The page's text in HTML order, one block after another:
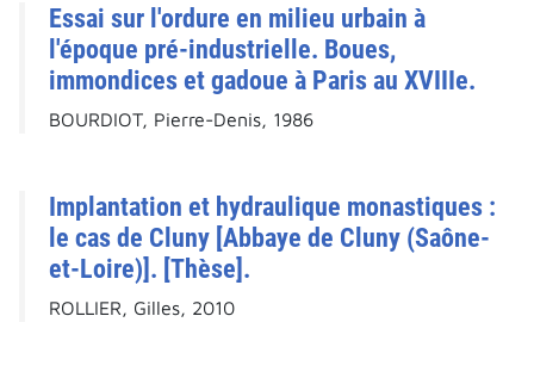
Essai sur l'ordure en milieu urbain à
l'époque pré-industrielle. Boues,
immondices et gadoue à Paris au XVIIIe.
BOURDIOT, Pierre-Denis, 1986
Implantation et hydraulique monastiques :
le cas de Cluny [Abbaye de Cluny (Saône-
et-Loire)]. [Thèse].
ROLLIER, Gilles, 2010